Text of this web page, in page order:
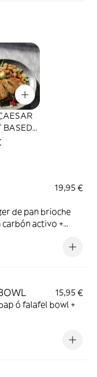
BASED
19,95 €
de pan brioche
carbón activo +
15,95 €
ó falafel bowl +